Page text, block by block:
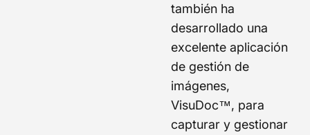
también ha
desarrollado una
excelente aplicación
de gestión de
imágenes,
VisuDoc™, para
capturar y gestionar